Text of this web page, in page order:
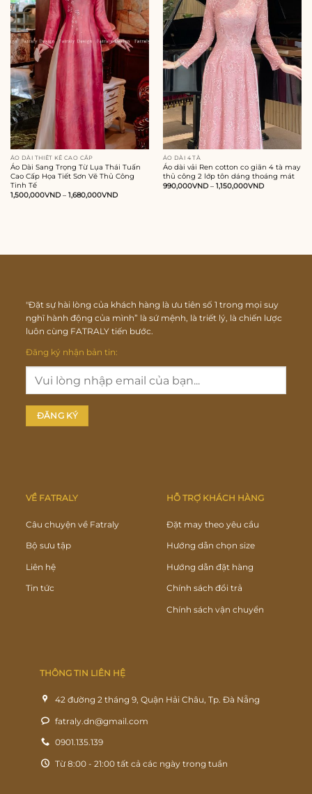
ÁO DÀI THIẾT KẾ CAO CẤP
Áo Dài Sang Trọng Từ Lụa Thái Tuấn
Cao Cấp Họa Tiết Sơn Vẽ Thủ Công
Tinh Tế
1,500,000VND– 1,680,000VND
ÁO DÀI 4 TÀ
Áo dài vải Ren cotton co giãn 4 tà may
thủ công 2 lớp tôn dáng thoáng mát
990,000VND– 1,150,000VND
"Đặt sự hài lòng của khách hàng là ưu tiên số 1 trong mọi suy
nghĩ hành động của mình” là sứ mệnh, là triết lý, là chiến lược
luôn cùng FATRALY tiến bước.
Đăng ký nhận bản tin:
VỀ FATRALY
Câu chuyện về Fatraly
Bộ sưu tập
Liên hệ
Tin tức
HỖ TRỢ KHÁCH HÀNG
Đặt may theo yêu cầu
Hướng dẫn chọn size
Hướng dẫn đặt hàng
Chính sách đổi trả
Chính sách vận chuyển
THÔNG TIN LIÊN HỆ
42 đường 2 tháng 9, Quận Hải Châu, Tp. Đà Nẵng
fatraly.dn@gmail.com
0901.135.139
Từ 8:00 - 21:00 tất cả các ngày trong tuần